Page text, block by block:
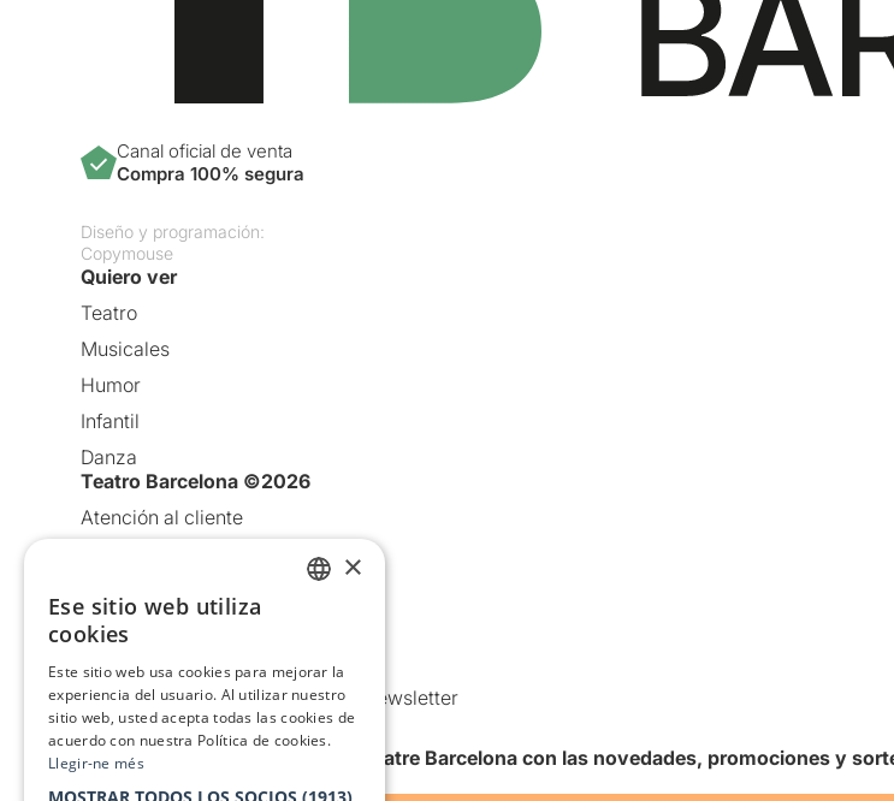
Canal oficial de venta
Compra 100% segura
Diseño y programación:
Copymouse
Quiero ver
Teatro
Musicales
Humor
Infantil
Danza
Teatro Barcelona ©2026
Atención al cliente
Política de Cookies
Condiciones de uso
Comunicaciones comerciales y Newsletter
Anuncia’t
Quiero recibir la newsletter de Teatre Barcelona con las novedades, promociones y
×
Ese sitio web utiliza
cookies
Este sitio web usa cookies para mejorar la
experiencia del usuario. Al utilizar nuestro
sitio web, usted acepta todas las cookies de
acuerdo con nuestra Política de cookies.
Llegir-ne més